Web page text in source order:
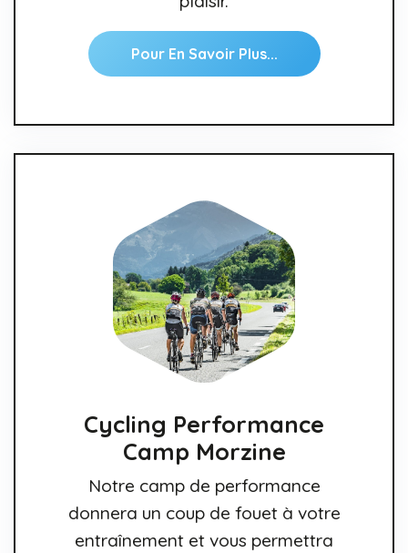
Pour En Savoir Plus...
Cycling Performance
Camp Morzine
Notre camp de performance
donnera un coup de fouet à votre
entraînement et vous permettra